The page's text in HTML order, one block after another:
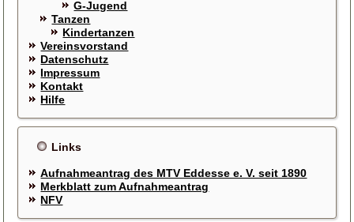
G-Jugend
Tanzen
Kindertanzen
Vereinsvorstand
Datenschutz
Impressum
Kontakt
Hilfe
Links
Aufnahmeantrag des MTV Eddesse e. V. seit 1890
Merkblatt zum Aufnahmeantrag
NFV